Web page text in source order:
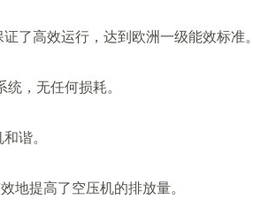
了高效运行，达到欧洲一级能效标准。
，无任何损耗。
谐。
地提高了空压机的排放量。